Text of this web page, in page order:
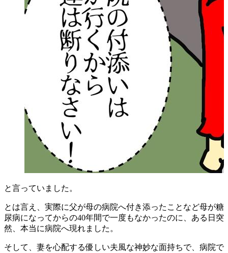
と言っていました。
とは言え、実際に父が母の病院へ付き添ったことなど母が糖
尿病になってからの40年間で一度もなかったのに、ある日突
然、本当に病院へ現れました。
そして、妻を心配する優しい夫風な神妙な面持ちで、病院で